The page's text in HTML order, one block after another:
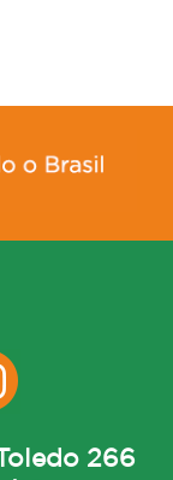
266